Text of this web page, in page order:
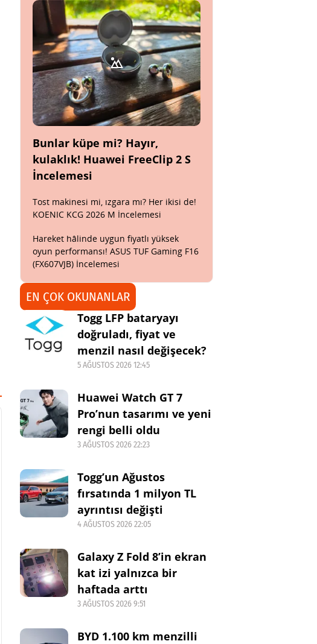
Bunlar küpe mi? Hayır,
kulaklık! Huawei FreeClip 2 S
İncelemesi
Tost makinesi mi, ızgara mı? Her ikisi de!
KOENIC KCG 2026 M İncelemesi
Hareket hâlinde uygun fiyatlı yüksek
oyun performansı! ASUS TUF Gaming F16
(FX607VJB) İncelemesi
EN ÇOK OKUNANLAR
Togg LFP bataryayı
doğruladı, fiyat ve
menzil nasıl değişecek?
5 AĞUSTOS 2026 12:45
Huawei Watch GT 7
Pro’nun tasarımı ve yeni
rengi belli oldu
3 AĞUSTOS 2026 22:23
Togg’un Ağustos
fırsatında 1 milyon TL
ayrıntısı değişti
4 AĞUSTOS 2026 22:05
Galaxy Z Fold 8’in ekran
kat izi yalnızca bir
haftada arttı
3 AĞUSTOS 2026 9:51
BYD 1.100 km menzilli